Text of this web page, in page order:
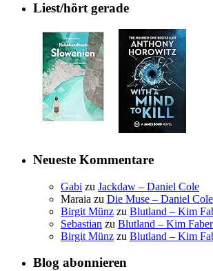
Liest/hört gerade
Neueste Kommentare
Gabi zu Jackdaw – Daniel Cole
Maraia zu Die Muse – Daniel Cole
Birgit Münz zu Blutland – Kim
Sebastian zu Blutland – Kim
Birgit Münz zu Blutland – Kim
Blog abonnieren